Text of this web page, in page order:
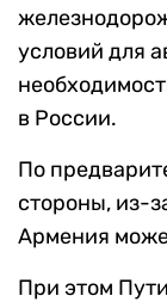
условий для
в России.
По
стороны, из-
Армения
При этом